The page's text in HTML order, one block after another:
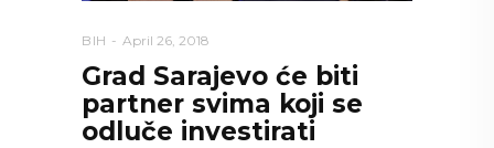
BIH April 26, 2018
Grad Sarajevo će biti
partner svima koji se
odluče investirati